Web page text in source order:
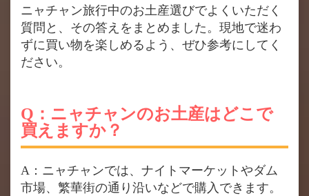
ニャチャン旅行中のお土産選びでよくいただく
質問と、その答えをまとめました。現地で迷わ
ずに買い物を楽しめるよう、ぜひ参考にしてく
ださい。
Q：ニャチャンのお土産はどこで
買えますか？
A：ニャチャンでは、ナイトマーケットやダム
市場、繁華街の通り沿いなどで購入できます。